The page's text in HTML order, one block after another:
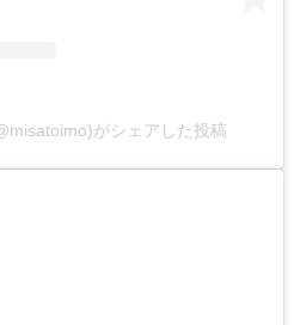
がシェアした投稿